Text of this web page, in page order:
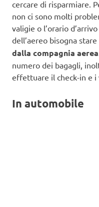
cercare di risparmiare.
non ci sono molti
valigie o l’orario
dell’aereo bisogna
dalla compagnia aerea
numero dei bagagli,
effettuare il check-in e i
In automobile